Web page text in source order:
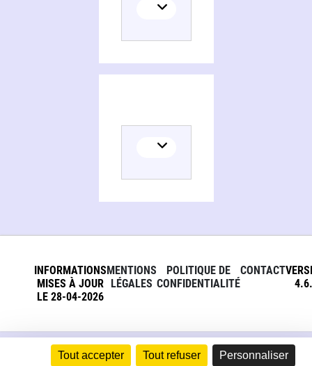
Tout accepter Tout refuser Personnaliser
INFORMATIONS
MISES À JOUR
LE 28-04-2026
MENTIONS
LÉGALES
POLITIQUE DE
CONFIDENTIALITÉ
CONTACT